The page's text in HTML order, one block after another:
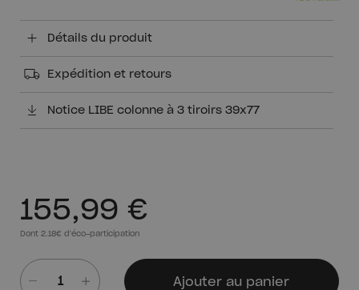
155,99 €
Dont 2.18€ d'éco-participation
Ajouter au panier
Détails du produit
Expédition et retours
Notice LIBE colonne à 3 tiroirs 39x77